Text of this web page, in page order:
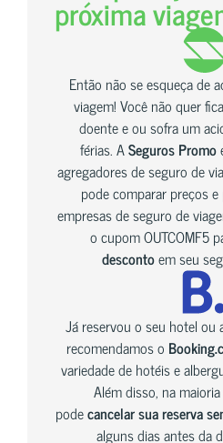
próxima
Então não se esqueça de
viagem! Você não quer
doente e ou sofra um
férias. ASeguros Promo
agregadores de seguro de
pode comparar preços
empresas de seguro de
o cupom OUTCOMF5
descontoem seu
Já reservou o seu hotel ou
recomendamos o
variedade de hotéis e
Além disso, na
podecancelar sua reserva
alguns dias antes da